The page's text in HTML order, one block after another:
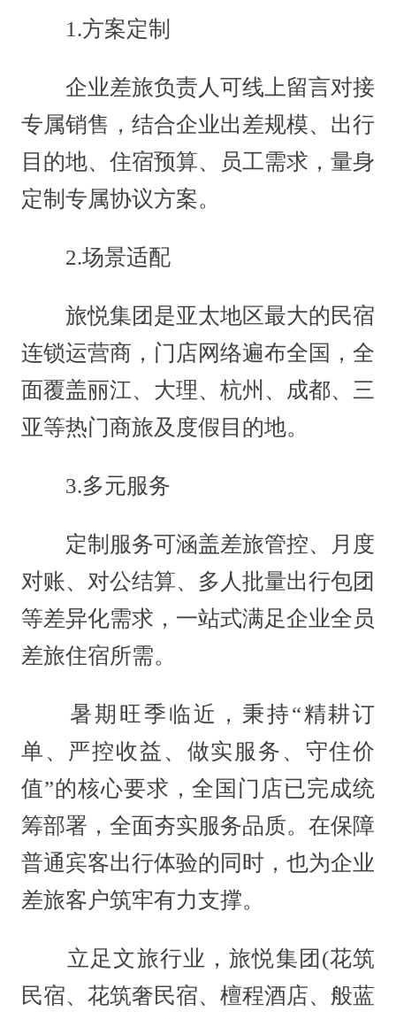
1.方案定制
企业差旅负责人可线上留言对接
专属销售，结合企业出差规模、出行
目的地、住宿预算、员工需求，量身
定制专属协议方案。
2.场景适配
旅悦集团是亚太地区最大的民宿
连锁运营商，门店网络遍布全国，全
面覆盖丽江、大理、杭州、成都、三
亚等热门商旅及度假目的地。
3.多元服务
定制服务可涵盖差旅管控、月度
对账、对公结算、多人批量出行包团
等差异化需求，一站式满足企业全员
差旅住宿所需。
暑期旺季临近，秉持“精耕订
单、严控收益、做实服务、守住价
值”的核心要求，全国门店已完成统
筹部署，全面夯实服务品质。在保障
普通宾客出行体验的同时，也为企业
差旅客户筑牢有力支撑。
立足文旅行业，旅悦集团(花筑
民宿、花筑奢民宿、檀程酒店、般蓝